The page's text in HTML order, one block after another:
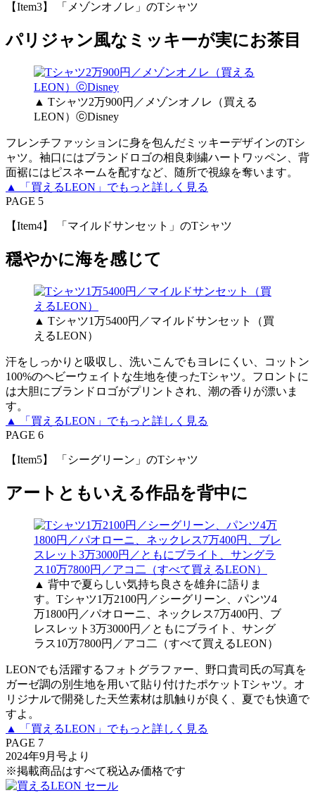
【Item3】 「メゾンオノレ」のTシャツ
パリジャン風なミッキーが実にお茶目
▲ Tシャツ2万900円／メゾンオノレ（買える
LEON）ⓒDisney
フレンチファッションに身を包んだミッキーデザインのTシ
ャツ。袖口にはブランドロゴの相良刺繍ハートワッペン、背
面裾にはピスネームを配すなど、随所で視線を奪います。
▲ 「買えるLEON」でもっと詳しく見る
PAGE 5
【Item4】 「マイルドサンセット」のTシャツ
穏やかに海を感じて
▲ Tシャツ1万5400円／マイルドサンセット（買
えるLEON）
汗をしっかりと吸収し、洗いこんでもヨレにくい、コットン
100%のヘビーウェイトな生地を使ったTシャツ。フロントに
は大胆にブランドロゴがプリントされ、潮の香りが漂いま
す。
▲ 「買えるLEON」でもっと詳しく見る
PAGE 6
【Item5】 「シーグリーン」のTシャツ
アートともいえる作品を背中に
▲ 背中で夏らしい気持ち良さを雄弁に語りま
す。Tシャツ1万2100円／シーグリーン、パンツ4
万1800円／パオローニ、ネックレス7万400円、ブ
レスレット3万3000円／ともにブライト、サング
ラス10万7800円／アコ二（すべて買えるLEON）
LEONでも活躍するフォトグラファー、野口貴司氏の写真を
ガーゼ調の別生地を用いて貼り付けたポケットTシャツ。オ
リジナルで開発した天竺素材は肌触りが良く、夏でも快適で
すよ。
▲ 「買えるLEON」でもっと詳しく見る
PAGE 7
2024年9月号より
※掲載商品はすべて税込み価格です